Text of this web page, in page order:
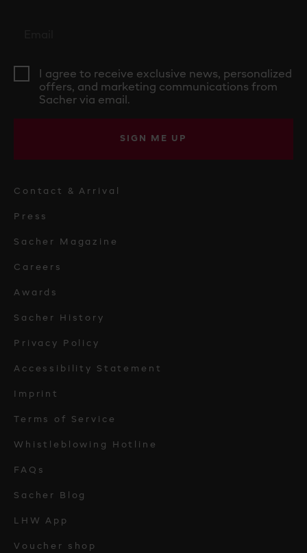
I agree to receive exclusive news, personalized
offers, and marketing communications from
Sacher via email.
SIGN ME UP
Contact & Arrival
Press
Sacher Magazine
Careers
Awards
Sacher History
Privacy Policy
Accessibility Statement
Imprint
Terms of Service
Whistleblowing Hotline
FAQs
Sacher Blog
LHW App
Voucher shop